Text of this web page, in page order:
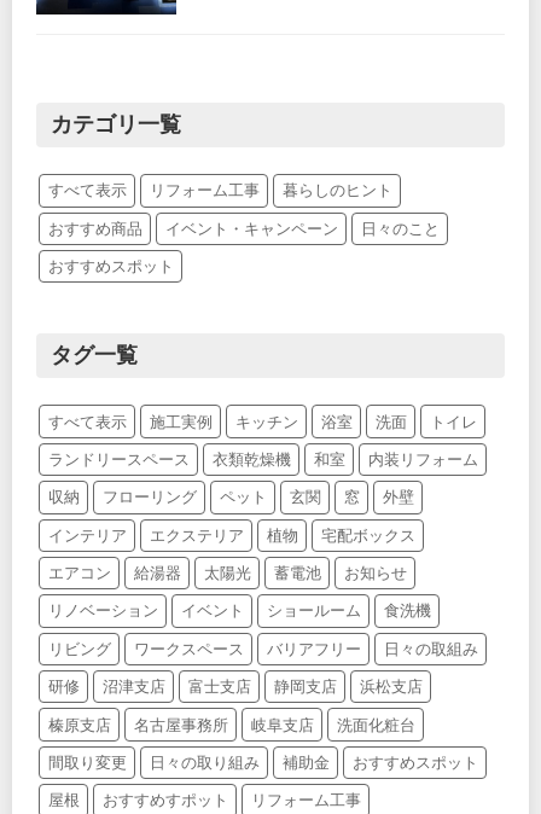
カテゴリ一覧
すべて表示 リフォーム工事 暮らしのヒント
おすすめ商品 イベント・キャンペーン 日々のこと
おすすめスポット
タグ一覧
すべて表示 施工実例 キッチン 浴室 洗面 トイレ
ランドリースペース 衣類乾燥機 和室 内装リフォーム
収納 フローリング ペット 玄関 窓 外壁
インテリア エクステリア 植物 宅配ボックス
エアコン 給湯器 太陽光 蓄電池 お知らせ
リノベーション イベント ショールーム 食洗機
リビング ワークスペース バリアフリー 日々の取組み
研修 沼津支店 富士支店 静岡支店 浜松支店
榛原支店 名古屋事務所 岐阜支店 洗面化粧台
間取り変更 日々の取り組み 補助金 おすすめスポット
屋根 おすすめすポット リフォーム工事